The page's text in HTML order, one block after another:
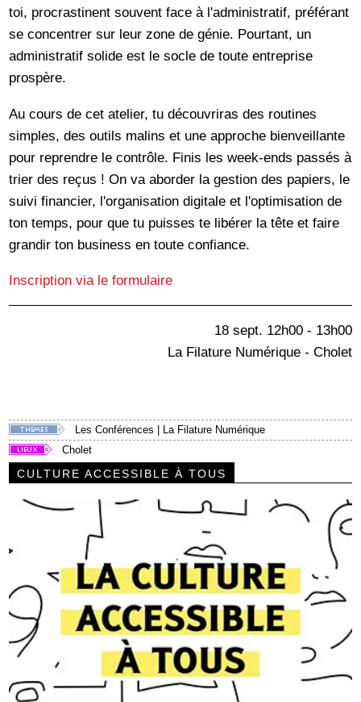
toi, procrastinent souvent face à l'administratif, préférant
se concentrer sur leur zone de génie. Pourtant, un
administratif solide est le socle de toute entreprise
prospère.
Au cours de cet atelier, tu découvriras des routines
simples, des outils malins et une approche bienveillante
pour reprendre le contrôle. Finis les week-ends passés à
trier des reçus ! On va aborder la gestion des papiers, le
suivi financier, l'organisation digitale et l'optimisation de
ton temps, pour que tu puisses te libérer la tête et faire
grandir ton business en toute confiance.
Inscription via le formulaire
18 sept. 12h00 - 13h00
La Filature Numérique - Cholet
Les Conférences
La Filature Numérique
Cholet
CULTURE ACCESSIBLE À TOUS